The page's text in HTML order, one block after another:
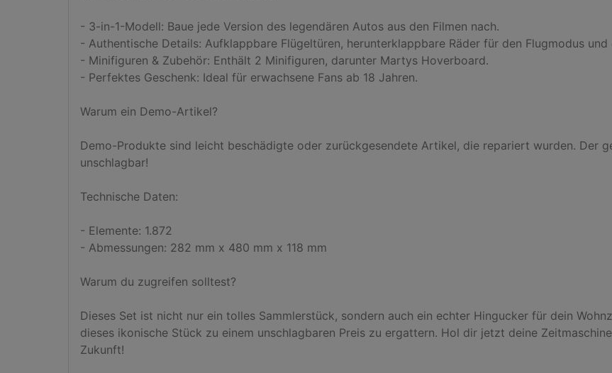
- 3-in-1-Modell: Baue jede Version des legendären Autos aus den Filmen nach.
- Authentische Details: Aufklappbare Flügeltüren, herunterklappbare Räder für den Flugmodus
- Minifiguren & Zubehör: Enthält 2 Minifiguren, darunter Martys Hoverboard.
- Perfektes Geschenk: Ideal für erwachsene Fans ab 18 Jahren.
Warum ein Demo-Artikel?
Demo-Produkte sind leicht beschädigte oder zurückgesendete Artikel, die repariert wurden. Der
unschlagbar!
Technische Daten:
- Elemente: 1.872
- Abmessungen: 282 mm x 480 mm x 118 mm
Warum du zugreifen solltest?
Dieses Set ist nicht nur ein tolles Sammlerstück, sondern auch ein echter Hingucker für dein
dieses ikonische Stück zu einem unschlagbaren Preis zu ergattern. Hol dir jetzt deine
Zukunft!